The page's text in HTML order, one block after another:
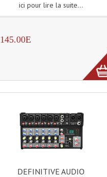
ici pour lire la suite...
145.00E
DEFINITIVE AUDIO